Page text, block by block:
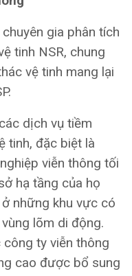
gia phân tích
tinh NSR, chung
vệ tinh mang lại
dịch vụ tiềm
tinh, đặc biệt là
viễn thông tối
hạ tầng của họ
những khu vực có
lõm di động.
ty viễn thông
cao được bổ sung